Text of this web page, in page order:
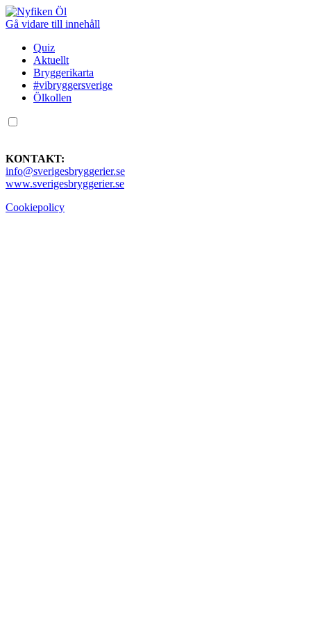
Gå vidare till innehåll
Quiz
Aktuellt
Bryggerikarta
#vibryggersverige
Ölkollen
KONTAKT:
info@sverigesbryggerier.se
www.sverigesbryggerier.se
Cookiepolicy